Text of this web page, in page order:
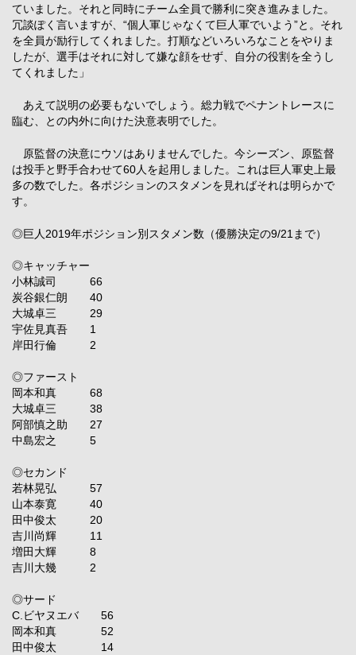
ていました。それと同時にチーム全員で勝利に突き進みました。
冗談ぽく言いますが、“個人軍じゃなくて巨人軍でいよう”と。それ
を全員が励行してくれました。打順などいろいろなことをやりま
したが、選手はそれに対して嫌な顔をせず、自分の役割を全うし
てくれました」
あえて説明の必要もないでしょう。総力戦でペナントレースに
臨む、との内外に向けた決意表明でした。
原監督の決意にウソはありませんでした。今シーズン、原監督
は投手と野手合わせて60人を起用しました。これは巨人軍史上最
多の数でした。各ポジションのスタメンを見ればそれは明らかで
す。
◎巨人2019年ポジション別スタメン数（優勝決定の9/21まで）
◎キャッチャー
小林誠司 66
炭谷銀仁朗 40
大城卓三 29
宇佐見真吾 1
岸田行倫 2
◎ファースト
岡本和真 68
大城卓三 38
阿部慎之助 27
中島宏之 5
◎セカンド
若林晃弘 57
山本泰寛 40
田中俊太 20
吉川尚輝 11
増田大輝 8
吉川大幾 2
◎サード
C.ビヤヌエバ 56
岡本和真 52
田中俊太 14